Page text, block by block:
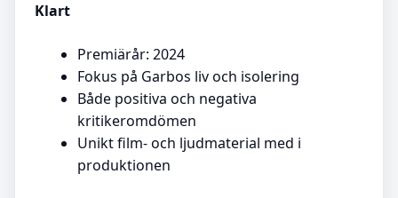
Klart
Premiärår: 2024
Fokus på Garbos liv och isolering
Både positiva och negativa
kritikeromdömen
Unikt film- och ljudmaterial med i
produktionen